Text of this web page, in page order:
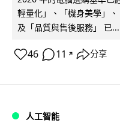
輕量化」、「機身美學」
及「品質與售後服務」 已...
46 11 ↗ 分享
人工智能